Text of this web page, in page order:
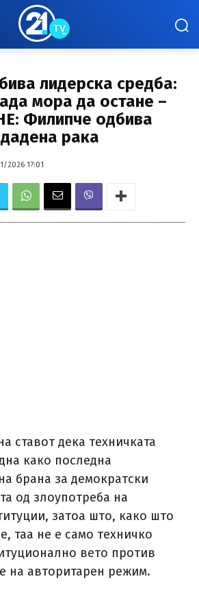
лидерска средба:
мора да остане –
Филипче одбива
рака
2026 17:01
ставот дека техничката
како последна
брана за демократски
од злоупотреба на
затоа што, како што
таа не е само техничко
вето против
на авторитарен режим.